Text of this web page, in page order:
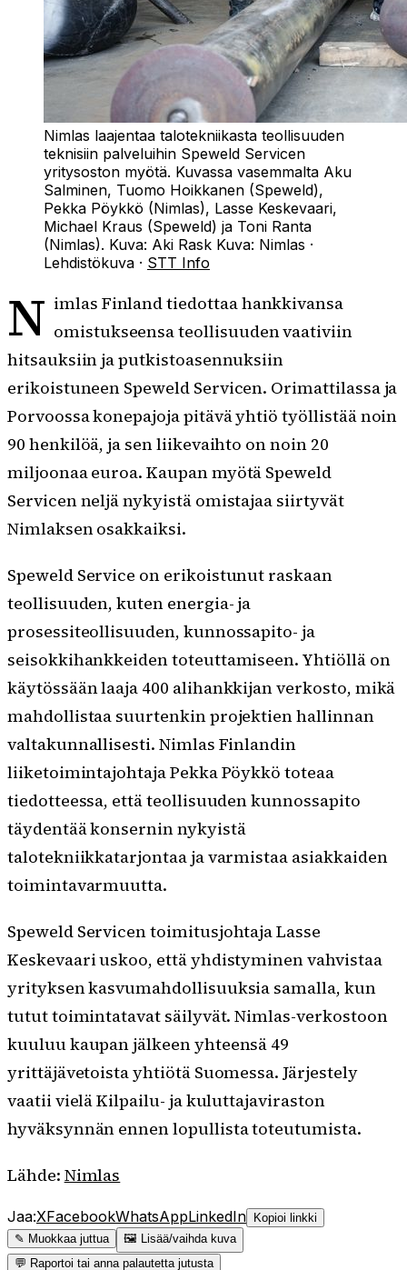
Nimlas laajentaa talotekniikasta teollisuuden
teknisiin palveluihin Speweld Servicen
yritysoston myötä. Kuvassa vasemmalta Aku
Salminen, Tuomo Hoikkanen (Speweld),
Pekka Pöykkö (Nimlas), Lasse Keskevaari,
Michael Kraus (Speweld) ja Toni Ranta
(Nimlas). Kuva: Aki Rask Kuva: Nimlas ·
Lehdistökuva · STT Info
N imlas Finland tiedottaa hankkivansa
omistukseensa teollisuuden vaativiin
hitsauksiin ja putkistoasennuksiin
erikoistuneen Speweld Servicen. Orimattilassa ja
Porvoossa konepajoja pitävä yhtiö työllistää noin
90 henkilöä, ja sen liikevaihto on noin 20
miljoonaa euroa. Kaupan myötä Speweld
Servicen neljä nykyistä omistajaa siirtyvät
Nimlaksen osakkaiksi.
Speweld Service on erikoistunut raskaan
teollisuuden, kuten energia- ja
prosessiteollisuuden, kunnossapito- ja
seisokkihankkeiden toteuttamiseen. Yhtiöllä on
käytössään laaja 400 alihankkijan verkosto, mikä
mahdollistaa suurtenkin projektien hallinnan
valtakunnallisesti. Nimlas Finlandin
liiketoimintajohtaja Pekka Pöykkö toteaa
tiedotteessa, että teollisuuden kunnossapito
täydentää konsernin nykyistä
talotekniikkatarjontaa ja varmistaa asiakkaiden
toimintavarmuutta.
Speweld Servicen toimitusjohtaja Lasse
Keskevaari uskoo, että yhdistyminen vahvistaa
yrityksen kasvumahdollisuuksia samalla, kun
tutut toimintatavat säilyvät. Nimlas-verkostoon
kuuluu kaupan jälkeen yhteensä 49
yrittäjävetoista yhtiötä Suomessa. Järjestely
vaatii vielä Kilpailu- ja kuluttajaviraston
hyväksynnän ennen lopullista toteutumista.
Lähde: Nimlas
Jaa:XFacebookWhatsAppLinkedIn Kopioi linkki
✎ Muokkaa juttua
🖼 Lisää/vaihda kuva
💬 Raportoi tai anna palautetta jutusta